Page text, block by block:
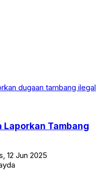
Tambang
12 Jun 2025